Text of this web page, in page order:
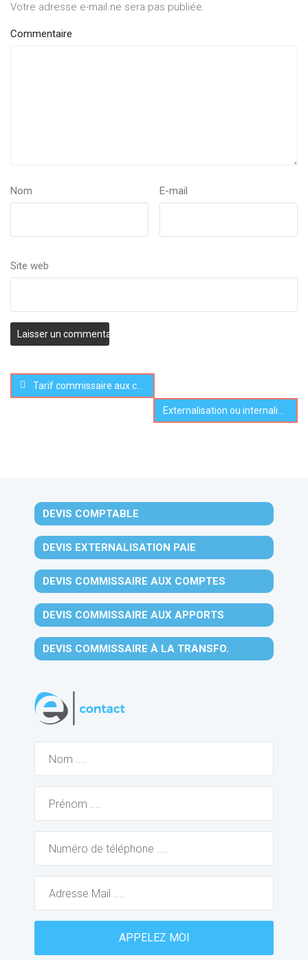
Votre adresse e-mail ne sera pas publiée.
Commentaire
Nom E-mail
Site web
Tarif commissaire aux comptes
DEVIS COMPTABLE
DEVIS EXTERNALISATION PAIE
DEVIS COMMISSAIRE AUX COMPTES
DEVIS COMMISSAIRE AUX APPORTS
DEVIS COMMISSAIRE À LA TRANSFO.